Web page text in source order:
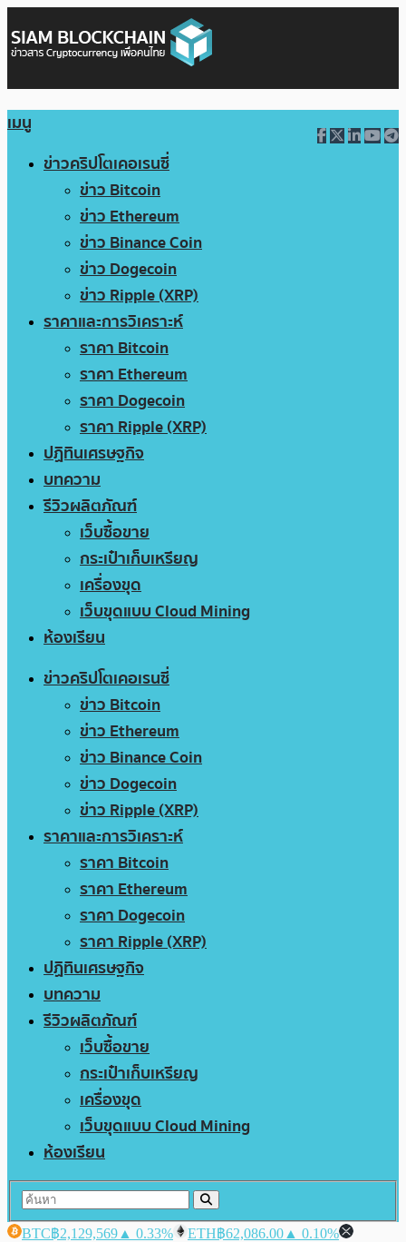
เมนู
ข่าวคริปโตเคอเรนซี่
ข่าว Bitcoin
ข่าว Ethereum
ข่าว Binance Coin
ข่าว Dogecoin
ข่าว Ripple (XRP)
ราคาและการวิเคราะห์
ราคา Bitcoin
ราคา Ethereum
ราคา Dogecoin
ราคา Ripple (XRP)
ปฏิทินเศรษฐกิจ
บทความ
รีวิวผลิตภัณฑ์
เว็บซื้อขาย
กระเป๋าเก็บเหรียญ
เครื่องขุด
เว็บขุดแบบ Cloud Mining
ห้องเรียน
ข่าวคริปโตเคอเรนซี่
ข่าว Bitcoin
ข่าว Ethereum
ข่าว Binance Coin
ข่าว Dogecoin
ข่าว Ripple (XRP)
ราคาและการวิเคราะห์
ราคา Bitcoin
ราคา Ethereum
ราคา Dogecoin
ราคา Ripple (XRP)
ปฏิทินเศรษฐกิจ
บทความ
รีวิวผลิตภัณฑ์
เว็บซื้อขาย
กระเป๋าเก็บเหรียญ
เครื่องขุด
เว็บขุดแบบ Cloud Mining
ห้องเรียน
BTC฿2,129,569 ▲ 0.33% ETH฿62,086.00 ▲ 0.10%